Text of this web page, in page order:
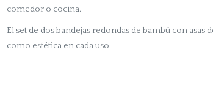
comedor o cocina.
El set de dos bandejas redondas de bambú con
como estética en cada uso.